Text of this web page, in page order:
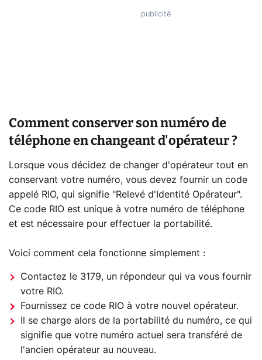
Comment conserver son numéro de
téléphone en changeant d'opérateur ?
Lorsque vous décidez de changer d'opérateur tout en
conservant votre numéro, vous devez fournir un code
appelé RIO, qui signifie "Relevé d'Identité Opérateur".
Ce code RIO est unique à votre numéro de téléphone
et est nécessaire pour effectuer la portabilité.
Voici comment cela fonctionne simplement :
Contactez le 3179, un répondeur qui va vous fournir
votre RIO.
Fournissez ce code RIO à votre nouvel opérateur.
Il se charge alors de la portabilité du numéro, ce qui
signifie que votre numéro actuel sera transféré de
l'ancien opérateur au nouveau.